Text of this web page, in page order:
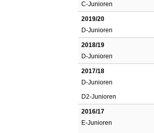
C-Junioren
2019/20
D-Junioren
2018/19
D-Junioren
2017/18
D-Junioren
D2-Junioren
2016/17
E-Junioren